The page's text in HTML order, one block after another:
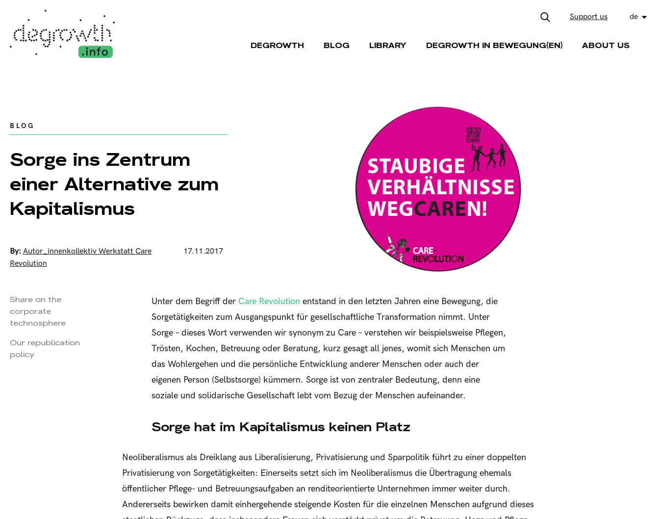
Support us de
DEGROWTH BLOG LIBRARY DEGROWTH IN BEWEGUNG(EN) ABOUT US
BLOG
Sorge ins Zentrum
einer Alternative zum
Kapitalismus
By: Autor_innenkollektiv Werkstatt Care
Revolution
17.11.2017
Unter dem Begriff der Care Revolution entstand in den letzten Jahren eine Bewegung, die
Sorgetätigkeiten zum Ausgangspunkt für gesellschaftliche Transformation nimmt. Unter
Sorge – dieses Wort verwenden wir synonym zu Care – verstehen wir beispielsweise Pflegen,
Trösten, Kochen, Betreuung oder Beratung, kurz gesagt all jenes, womit sich Menschen um
das Wohlergehen und die persönliche Entwicklung anderer Menschen oder auch der
eigenen Person (Selbstsorge) kümmern. Sorge ist von zentraler Bedeutung, denn eine
soziale und solidarische Gesellschaft lebt vom Bezug der Menschen aufeinander.
Sorge hat im Kapitalismus keinen Platz
Neoliberalismus als Dreiklang aus Liberalisierung, Privatisierung und Sparpolitik führt zu einer doppelten
Privatisierung von Sorgetätigkeiten: Einerseits setzt sich im Neoliberalismus die Übertragung ehemals
öffentlicher Pflege- und Betreuungsaufgaben an renditeorientierte Unternehmen immer weiter durch.
Andererseits bewirken damit einhergehende steigende Kosten für die einzelnen Menschen aufgrund dieses
Share on the
corporate
technosphere
Our republication
policy